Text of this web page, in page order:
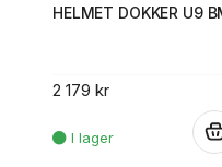
HELMET DOKKER U9
2 179 kr